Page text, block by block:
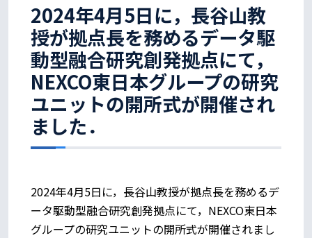
2024年4月5日に，長谷山教
授が拠点長を務めるデータ駆
動型融合研究創発拠点にて，
NEXCO東日本グループの研究
ユニットの開所式が開催され
ました．
2024年4月5日に，長谷山教授が拠点長を務めるデ
ータ駆動型融合研究創発拠点にて，NEXCO東日本
グループの研究ユニットの開所式が開催されまし